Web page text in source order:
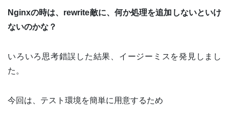
Nginxの時は、rewrite敵に、何か処理を追加しないといけ
ないのかな？
いろいろ思考錯誤した結果、イージーミスを発見しまし
た。
今回は、テスト環境を簡単に用意するため